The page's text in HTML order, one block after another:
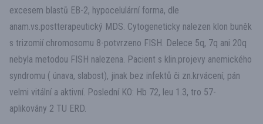
excesem blastů EB-2, hypocelulární forma, dle
anam.vs.postterapeutický MDS. Cytogeneticky nalezen klon buněk
s trizomií chromosomu 8-potvrzeno FISH. Delece 5q, 7q ani 20q
nebyla metodou FISH nalezena. Pacient s klin.projevy anemického
syndromu ( únava, slabost), jinak bez infektů či zn.krvácení, pán
velmi vitální a aktivní. Poslední KO: Hb 72, leu 1.3, tro 57-
aplikovány 2 TU ERD.